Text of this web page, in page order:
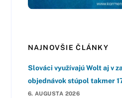
NAJNOVŠIE ČLÁNKY
Slováci využívajú Wolt aj v
objednávok stúpol takmer
6. AUGUSTA 2026